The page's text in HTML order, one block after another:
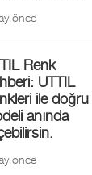
önce
Renk
UTTIL
ile doğru
anında
önce